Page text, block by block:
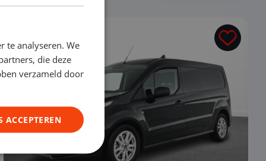
te analyseren. We
die deze
verzameld door
ACCEPTEREN